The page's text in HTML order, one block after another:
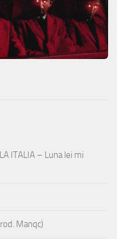
ITALIA – Luna lei mi
Manqc)